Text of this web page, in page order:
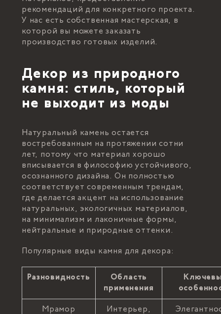
рекомендаций для конкретного проекта.
У нас есть собственная мастерская, в
которой вы можете заказать
производство готовых изделий.
Декор из природного
камня: стиль, который
не выходит из моды
Натуральный камень остается
востребованным на протяжении сотни
лет, потому что материал хорошо
вписывается в философию устойчивого,
осознанного дизайна. Он полностью
соответствует современным трендам,
где делается акцент на использование
натуральных, экологичных материалов,
на минимализм и лаконичные формы,
нейтральные и природные оттенки.
Популярные виды камня для декора:
Разновидность
Область
применения
Мрамор
Интерьер,